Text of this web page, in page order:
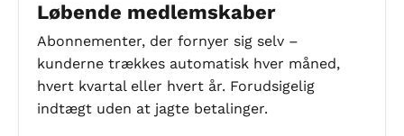
Løbende medlemskaber
Abonnementer, der fornyer sig selv –
kunderne trækkes automatisk hver måned,
hvert kvartal eller hvert år. Forudsigelig
indtægt uden at jagte betalinger.